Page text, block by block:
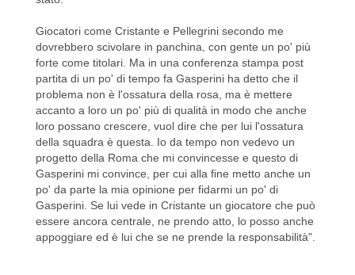
Giocatori come Cristante e Pellegrini secondo me
dovrebbero scivolare in panchina, con gente un po' più
forte come titolari. Ma in una conferenza stampa post
partita di un po' di tempo fa Gasperini ha detto che il
problema non è l'ossatura della rosa, ma è mettere
accanto a loro un po' più di qualità in modo che anche
loro possano crescere, vuol dire che per lui l'ossatura
della squadra è questa. Io da tempo non vedevo un
progetto della Roma che mi convincesse e questo di
Gasperini mi convince, per cui alla fine metto anche un
po' da parte la mia opinione per fidarmi un po' di
Gasperini. Se lui vede in Cristante un giocatore che può
essere ancora centrale, ne prendo atto, lo posso anche
appoggiare ed è lui che se ne prende la responsabilità".